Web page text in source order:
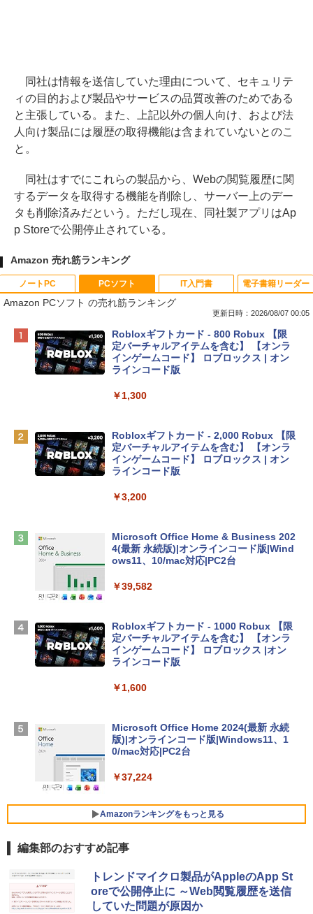
同社は情報を送信していた理由について、セキュリテ
ィの目的および製品やサービスの品質改善のためである
と主張している。また、上記以外の個人向け、および法
人向け製品には履歴の取得機能は含まれていないとのこ
と。
同社はすでにこれらの製品から、Webの閲覧履歴に関
するデータを取得する機能を削除し、サーバー上のデー
タも削除済みだという。ただし現在、同社製アプリはAp
p Storeで公開停止されている。
Amazon 売れ筋ランキング
ノートPC
Apple 2026 MacBook Neo A18 Proチッ
プ搭載13インチノートブック：AIとAppl
e Intelligence、Liquid Retinaディスプ
レイ、8GBメモリ、512GB SSD、1080p
ィゴ + 3年延長 AppleCare+ for 13インチ
￥162,598
tomtoc 360°保護 15.6 16インチ パソコ
book Lenovo対応
Apple 2026 MacBook Air M5チップ搭載
igence、13.6インチLiquid Retinaディ
ラ、Touch ID - ミッドナイト + 3年延長
AppleCare+ for 13インチMacBook Air
(M5)|ダウンロード版
￥347,600
ン 15-fd 15.6インチ 16GBメモリ 512GB
SSD インテル Core 5
￥129,800
ersonal/Copilotキー搭載/Win 11/15.6型/
Core i5/16GB/SSD 512GB/ホワイト) FM
PCソフト
Amazon PCソフト の売れ筋ランキング
更新日時：2026/08/07 00:05
Robloxギフトカード - 800 Robux 【限
定バーチャルアイテムを含む】 【オンラ
インゲームコード】 ロブロックス | オン
ラインコード版
￥1,300
Robloxギフトカード - 2,000 Robux 【限
定バーチャルアイテムを含む】 【オンラ
インゲームコード】 ロブロックス | オン
ラインコード版
￥3,200
Microsoft Office Home & Business 202
4(最新 永続版)|オンラインコード版|Wind
ows11、10/mac対応|PC2台
￥39,582
Robloxギフトカード - 1000 Robux 【限
定バーチャルアイテムを含む】 【オンラ
インゲームコード】 ロブロックス |オン
ラインコード版
￥1,600
Microsoft Office Home 2024(最新 永続
版)|オンラインコード版|Windows11、1
0/mac対応|PC2台
￥37,224
Amazonランキングをもっと見る
IT入門書
生成AIパスポート公式テキスト 第４版
￥1,766
電子書籍リーダー
Amazon Kindle Paperwhite (16GB) 7イ
ンチディスプレイ、色調調節ライト、12
週間持続バッテリー、広告なし、ブラッ
ク
編集部のおすすめ記事
トレンドマイクロ製品がAppleのApp St
oreで公開停止に ～Web閲覧履歴を送信
していた問題が原因か